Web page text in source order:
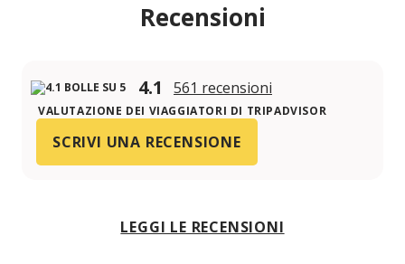
Recensioni
4.1 561 recensioni
VALUTAZIONE DEI VIAGGIATORI DI TRIPADVISOR
SCRIVI UNA RECENSIONE
LEGGI LE RECENSIONI